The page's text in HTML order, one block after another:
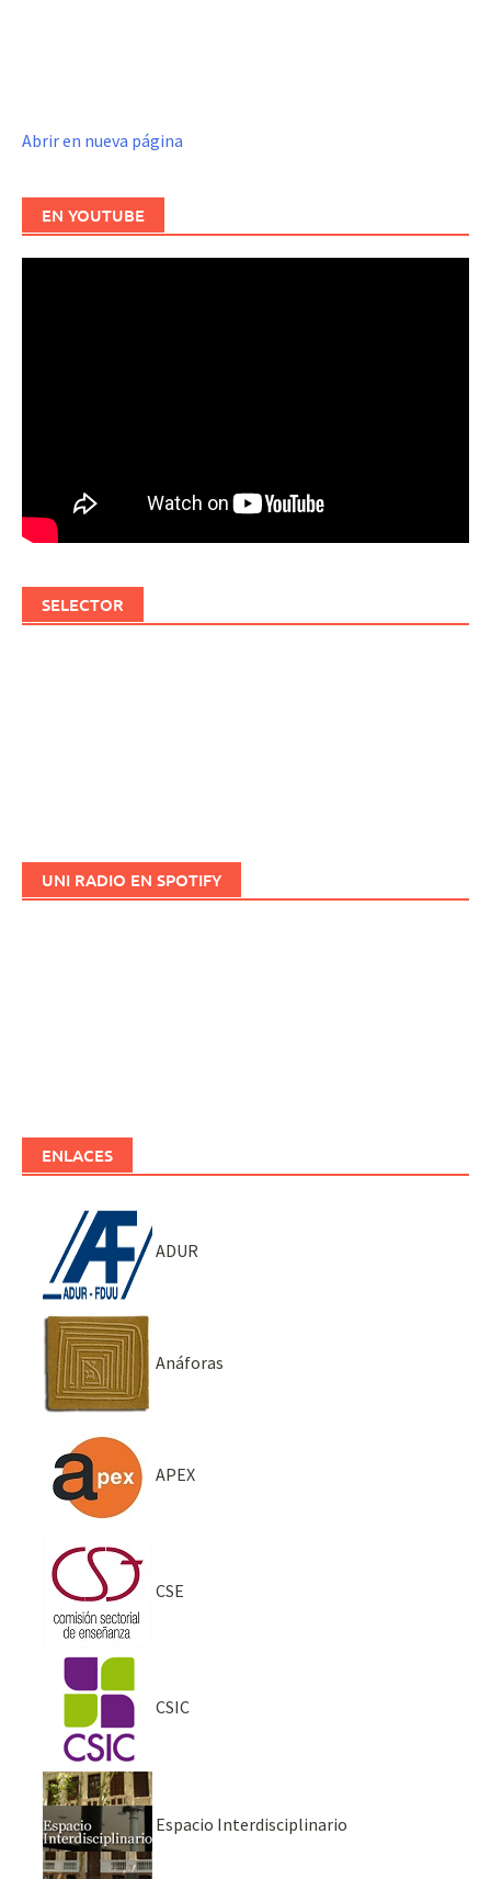
Abrir en nueva página
EN YOUTUBE
SELECTOR
UNI RADIO EN SPOTIFY
ENLACES
ADUR
Anáforas
APEX
CSE
CSIC
Espacio Interdisciplinario